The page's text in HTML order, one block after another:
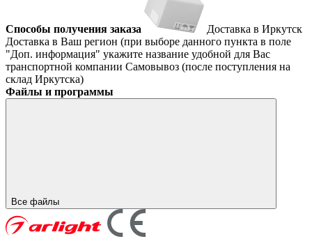
Способы получения заказа
Доставка в Иркутск
Доставка в Ваш регион (при выборе данного пункта в поле
"Доп. информация" укажите название удобной для Вас
транспортной компании Самовывоз (после поступления на
склад Иркутска)
Файлы и программы
Все файлы